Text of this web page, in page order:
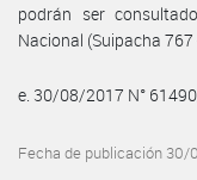
podrán ser
Nacional (Suipacha
e. 30/08/2017 N°
Fecha de publicación 30/